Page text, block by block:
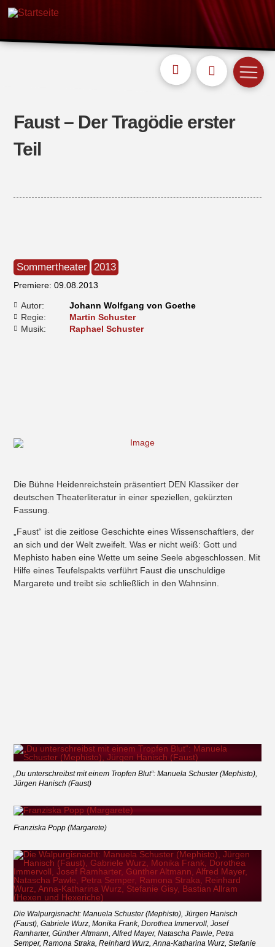
Faust – Der Tragödie erster
Teil
Sommertheater 2013
Premiere: 09.08.2013
Autor:
Johann Wolfgang von Goethe
Regie:
Martin Schuster
Musik:
Raphael Schuster
Die Bühne Heidenreichstein präsentiert DEN Klassiker der
deutschen Theaterliteratur in einer speziellen, gekürzten
Fassung.
„Faust“ ist die zeitlose Geschichte eines Wissenschaftlers, der
an sich und der Welt zweifelt. Was er nicht weiß: Gott und
Mephisto haben eine Wette um seine Seele abgeschlossen. Mit
Hilfe eines Teufelspakts verführt Faust die unschuldige
Margarete und treibt sie schließlich in den Wahnsinn.
„Du unterschreibst mit einem Tropfen Blut“: Manuela Schuster (Mephisto),
Jürgen Hanisch (Faust)
Franziska Popp (Margarete)
Die Walpurgisnacht: Manuela Schuster (Mephisto), Jürgen Hanisch
(Faust), Gabriele Wurz, Monika Frank, Dorothea Immervoll, Josef
Ramharter, Günther Altmann, Alfred Mayer, Natascha Pawle, Petra
Semper, Ramona Straka, Reinhard Wurz, Anna-Katharina Wurz, Stefanie